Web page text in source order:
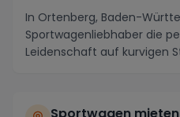
In Ortenberg, Baden-
Sportwagenliebhaber die
Leidenschaft auf kurvigen
Sportwagen